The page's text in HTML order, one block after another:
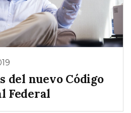
del nuevo Código
Federal